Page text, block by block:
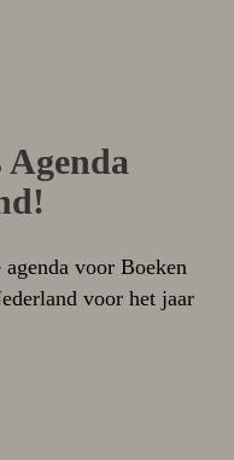
voor Boeken
voor het jaar